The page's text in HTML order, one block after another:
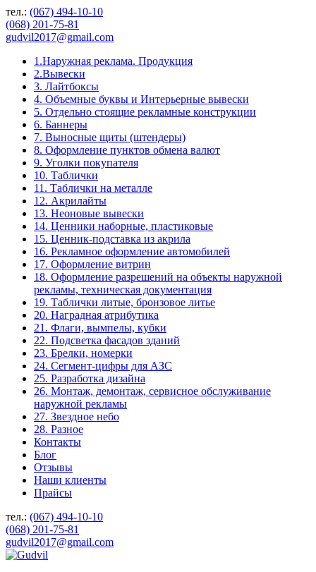
тел.: (067) 494-10-10
(068) 201-75-81
gudvil2017@gmail.com
1.Наружная реклама. Продукция
2.Вывески
3. Лайтбоксы
4. Объемные буквы и Интерьерные вывески
5. Отдельно стоящие рекламные конструкции
6. Баннеры
7. Выносные щиты (штендеры)
8. Оформление пунктов обмена валют
9. Уголки покупателя
10. Таблички
11. Таблички на металле
12. Акрилайты
13. Неоновые вывески
14. Ценники наборные, пластиковые
15. Ценник-подставка из акрила
16. Рекламное оформление автомобилей
17. Оформление витрин
18. Оформление разрешений на объекты наружной
рекламы, техническая документация
19. Таблички литые, бронзовое литье
20. Наградная атрибутика
21. Флаги, вымпелы, кубки
22. Подсветка фасадов зданий
23. Брелки, номерки
24. Сегмент-цифры для АЗС
25. Разработка дизайна
26. Монтаж, демонтаж, сервисное обслуживание
наружной рекламы
27. Звездное небо
28. Разное
Контакты
Блог
Отзывы
Наши клиенты
Прайсы
тел.: (067) 494-10-10
(068) 201-75-81
gudvil2017@gmail.com